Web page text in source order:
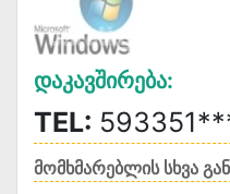
Დაკავშირება:
TEL:
მომხმარებლის სხვა